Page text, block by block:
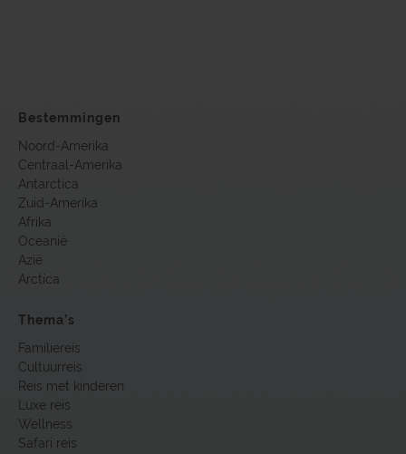
Bestemmingen
Noord-Amerika
Centraal-Amerika
Antarctica
Zuid-Amerika
Afrika
Oceanië
Azië
Arctica
Thema’s
Familiereis
Cultuurreis
Reis met kinderen
Luxe reis
Wellness
Safari reis